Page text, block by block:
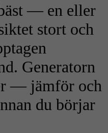
— en eller
stort och
Generatorn
— jämför och
du börjar